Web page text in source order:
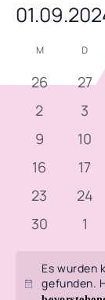
wählen.
VON
M MONTAG
D
0
26
0
27
0
2
0
3
0
9
0
10
0
16
0
17
0
23
0
24
0
30
01
Hinweis
Es wurden
gefunden.